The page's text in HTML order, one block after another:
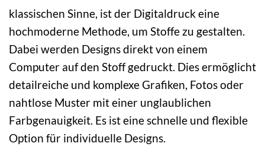
klassischen Sinne, ist der Digitaldruck eine
hochmoderne Methode, um Stoffe zu gestalten.
Dabei werden Designs direkt von einem
Computer auf den Stoff gedruckt. Dies ermöglicht
detailreiche und komplexe Grafiken, Fotos oder
nahtlose Muster mit einer unglaublichen
Farbgenauigkeit. Es ist eine schnelle und flexible
Option für individuelle Designs.